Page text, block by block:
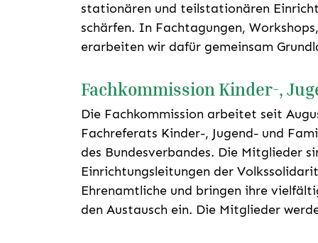
stationären und teilstationären
schärfen. In Fachtagungen,
erarbeiten wir dafür gemeinsam
Fachkommission Kinder-,
Die Fachkommission arbeitet seit
Fachreferats Kinder-, Jugend- und
des Bundesverbandes. Die Mitglieder
Einrichtungsleitungen der
Ehrenamtliche und bringen ihre
den Austausch ein. Die Mitglieder